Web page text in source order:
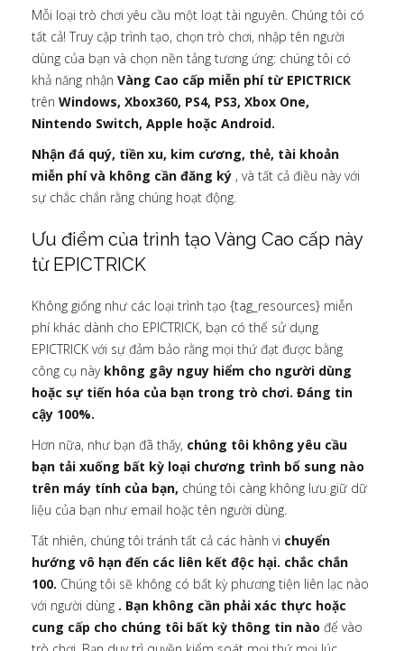
Mỗi loại trò chơi yêu cầu một loạt tài nguyên. Chúng tôi có
tất cả! Truy cập trình tạo, chọn trò chơi, nhập tên người
dùng của bạn và chọn nền tảng tương ứng: chúng tôi có
khả năng nhận Vàng Cao cấp miễn phí từ EPICTRICK
trên Windows, Xbox360, PS4, PS3, Xbox One,
Nintendo Switch, Apple hoặc Android.
Nhận đá quý, tiền xu, kim cương, thẻ, tài khoản
miễn phí và không cần đăng ký , và tất cả điều này với
sự chắc chắn rằng chúng hoạt động.
Ưu điểm của trình tạo Vàng Cao cấp này
từ EPICTRICK
Không giống như các loại trình tạo {tag_resources} miễn
phí khác dành cho EPICTRICK, bạn có thể sử dụng
EPICTRICK với sự đảm bảo rằng mọi thứ đạt được bằng
công cụ này không gây nguy hiểm cho người dùng
hoặc sự tiến hóa của bạn trong trò chơi. Đáng tin
cậy 100%.
Hơn nữa, như bạn đã thấy, chúng tôi không yêu cầu
bạn tải xuống bất kỳ loại chương trình bổ sung nào
trên máy tính của bạn, chúng tôi càng không lưu giữ dữ
liệu của bạn như email hoặc tên người dùng.
Tất nhiên, chúng tôi tránh tất cả các hành vi chuyển
hướng vô hạn đến các liên kết độc hại. chắc chắn
100. Chúng tôi sẽ không có bất kỳ phương tiện liên lạc nào
với người dùng . Bạn không cần phải xác thực hoặc
cung cấp cho chúng tôi bất kỳ thông tin nào để vào